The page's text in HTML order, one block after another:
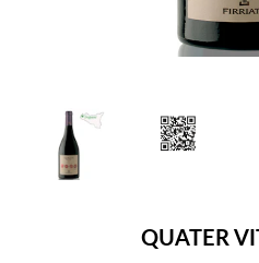
QUATER